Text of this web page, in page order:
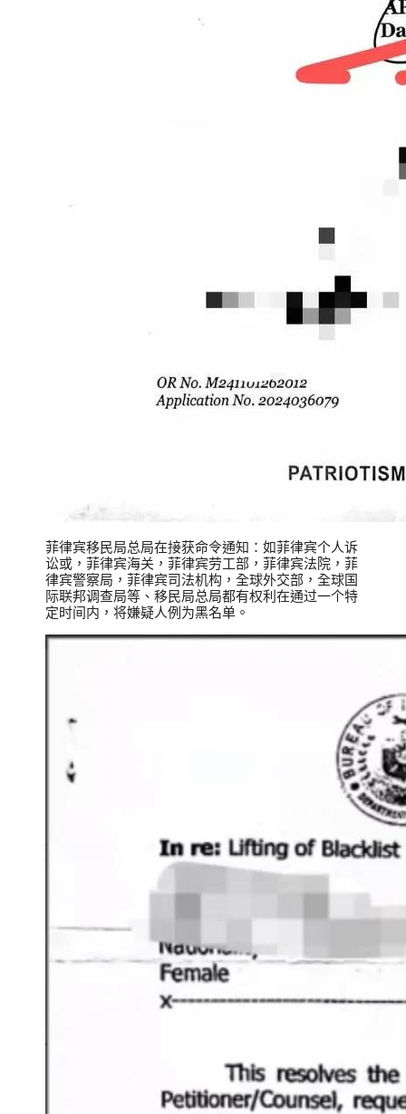
菲律宾移民局总局在接获命令通知：如菲律宾个人诉
讼或，菲律宾海关，菲律宾劳工部，菲律宾法院，菲
律宾警察局，菲律宾司法机构，全球外交部，全球国
际联邦调查局等、移民局总局都有权利在通过一个特
定时间内，将嫌疑人例为黑名单。